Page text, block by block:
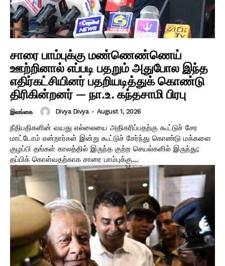
சாரை பாம்புக்கு மண்ணெண்ணெய்
ஊற்றினால் எப்படி பதறும் அதுபோல இந்த
எதிர்கட்சியினர் பதறியடித்துக் கொண்டு
திரிகின்றனர் — நா.உ. கந்தசாமி பிரபு
இலங்கை Divya Divya - August 1, 2026
நீதிபதிகளின் வயது எல்லையை அதிகரிப்பதற்கு கூட்டுச் சேர
மாட்டோம் என்றார்கள் இன்று கூட்டுச் சேர்ந்து கொண்டு மக்களை
குழப்பி தங்கள் காலத்தில் இருந்த குற்ற செயல்களில் இருந்து;
தப்பிக் கொள்வதற்காக சாரை பாம்புக்கு...